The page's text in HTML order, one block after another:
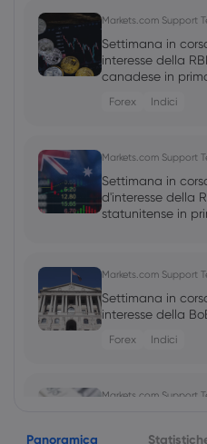
Markets.com Support
Settimana in
interesse della
canadese in
Forex Indici
Markets.com Support
Settimana in
d'interesse della
statunitense in
Markets.com Support
Settimana in
interesse della
Forex Indici
Markets.com Support
tassi di interesse
Panoramica